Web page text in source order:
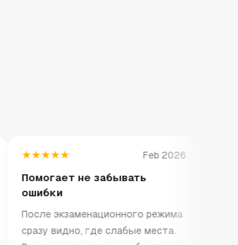
Feb 2026
не забывать
экзаменационного режима
видно, где слабые места.
★★★★★